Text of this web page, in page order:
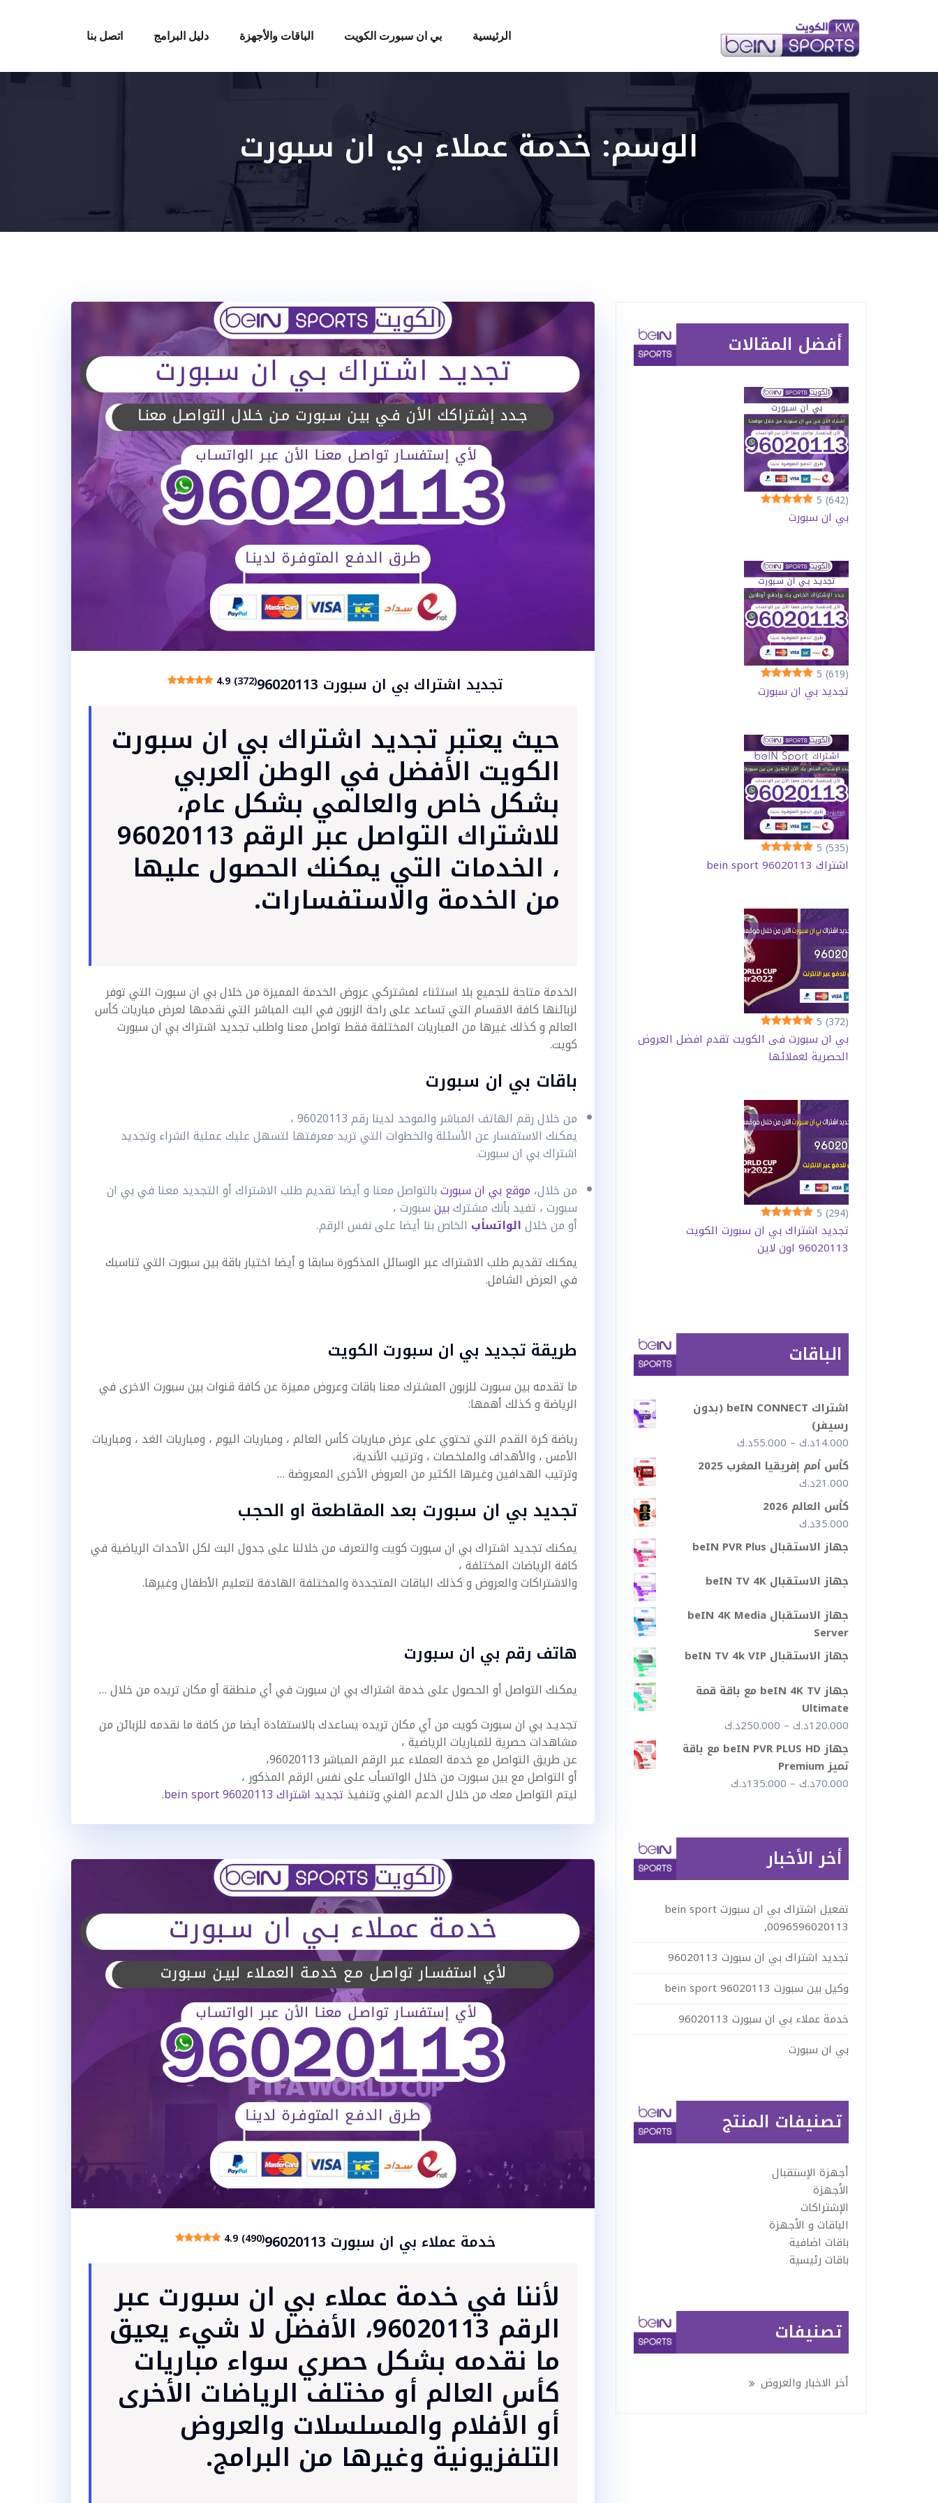
الرئيسية بي ان سبورت الكويت الباقات والأجهزة دليل البرامج اتصل بنا
الوسم: خدمة عملاء بي ان سبورت
تجديد اشتراك بي ان سبورت 96020113 4.9 (372)
حيث يعتبر تجديد اشتراك بي ان سبورت
الكويت الأفضل في الوطن العربي
بشكل خاص والعالمي بشكل عام،
للاشتراك التواصل عبر الرقم 96020113
، الخدمات التي يمكنك الحصول عليها
من الخدمة والاستفسارات.
الخدمة متاحة للجميع بلا استثناء لمشتركي عروض الخدمة المميزة من خلال بي ان سبورت التيتوفر
لزبائنها كافة الاقسام التي تساعد على راحة الزبون في البث المباشر التي نقدمها لعرض مباريات كأس
العالم و كذلك غيرها من المباريات المختلفة فقط تواصل معنا واطلب تجديد اشتراك بي ان سبورت
كويت.
باقات بي ان سبورت
من خلال رقم الهاتف المباشر والموحد لدينا رقم 96020113 ،
يمكنك الاستفسار عن الأسئلة والخطوات التي تريد معرفتها لتسهل عليك عملية الشراء وتجديد
اشتراك بي ان سبورت.
من خلال، موقع بي ان سبورتبالتواصل معنا و أيضا تقديم طلب الاشتراك أو التجديد معنا فيبي ان
سبورت، تفيد بأنك مشتركبينسبورت،
أو من خلالالواتسأب الخاص بنا أيضا على نفس الرقم.
يمكنك تقديم طلب الاشتراك عبر الوسائل المذكورة سابقا و أيضا اختيار باقة بين سبورت التي تناسبك
في العرض الشامل.
طريقة تجديد بي ان سبورت الكويت
ما تقدمه بين سبورت للزبون المشترك معنا باقات وعروض مميزة عن كافة قنوات بين سبورت الاخرى في
الرياضة و كذلك أهمها:
رياضة كرة القدم التي تحتوي على عرض مباريات كأس العالم ، ومباريات اليوم ، ومباريات الغد ، ومباريات
الأمس ، والأهداف والملخصات ، وترتيب الأندية،
وترتيب الهدافين وغيرها الكثير من العروض الأخرى المعروضة …
تجديد بي ان سبورت بعد المقاطعة او الحجب
يمكنك تجديد اشتراك بي ان سبورت كويت والتعرف من خلالنا على جدول البث لكل الأحداث الرياضية في
كافة الرياضات المختلفة ،
والاشتراكات والعروض و كذلك الباقات المتجددة والمختلفة الهادفة لتعليم الأطفال وغيرها.
هاتف رقم بي ان سبورت
يمكنك التواصل أو الحصول على خدمة اشتراك بي ان سبورت في أي منطقة أو مكان تريده من خلال …
تجديـد بي ان سبورت كويت من أي مكان تريده يساعدك بالاستفادة أيضا من كافة ما نقدمه للزبائن من
مشاهدات حصرية للمباريات الرياضية ،
عن طريق التواصل مع خدمة العملاء عبر الرقم المباشر 96020113،
أو التواصل مع بين سبورت من خلال الواتسأب على نفس الرقم المذكور ،
ليتم التواصل معك من خلال الدعم الفني وتنفيذ تجديد اشتراك bein sport 96020113 .
خدمة عملاء بي ان سبورت 96020113 4.9 (490)
لأننا في خدمة عملاء بي ان سبورت عبر
الرقم 96020113، الأفضل لا شيء يعيق
ما نقدمه بشكل حصري سواء مباريات
كأس العالم أو مختلف الرياضات الأخرى
أو الأفلام والمسلسلات والعروض
التلفزيونية وغيرها من البرامج.
أفضل المقالات
5 (642)
بي ان سبورت
5 (619)
تجديد بي ان سبورت
5 (535)
اشتراك bein sport 96020113
5 (372)
بي ان سبورت فى الكويت تقدم افضل العروض
الحصرية لعملائها
5 (294)
تجديد اشتراك بي ان سبورت الكويت
96020113 اون لاين
الباقات
اشتراك beIN CONNECT (بدون
رسيفر)
14.000د.ك –
55.000د.كنطاق
السعر:
من
كأس أمم إفريقيا المغرب 2025
21.000د.ك
كأس العالم 2026
35.000د.ك
جهاز الاستقبال beIN PVR Plus
جهاز الاستقبال beIN TV 4K
جهاز الاستقبال beIN 4K Media
Server
جهاز الاستقبال beIN TV 4k VIP
جهاز beIN 4K TV مع باقة قمة
Ultimate
120.000د.ك –
250.000د.كنطاق
السعر:
من
جهاز beIN PVR PLUS HD مع باقة
تميز Premium
70.000د.ك –
135.000د.كنطاق
أخر الأخبار
تفعيل اشتراك بي ان سبورت bein sport
,0096596020113
تجديد اشتراك بي ان سبورت 96020113
وكيل بين سبورت 96020113 bein sport
خدمة عملاء بي ان سبورت 96020113
بي ان سبورت
تصنيفات المنتج
أجهزة الإستقبال
الأجهزة
الإشتراكات
الباقات و الأجهزة
باقات اضافية
باقات رئيسية
تصنيفات
أخر الاخبار والعروض